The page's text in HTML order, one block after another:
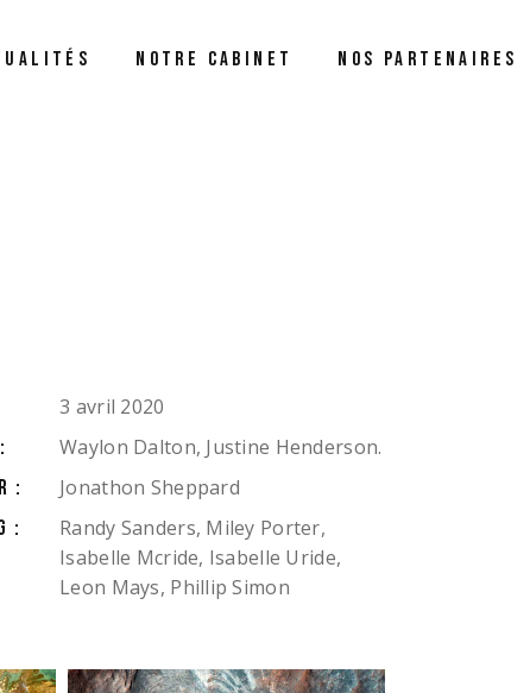
NOTRE CABINET NOS PARTENAIRES
3 avril 2020
Waylon Dalton, Justine Henderson.
Jonathon Sheppard
Randy Sanders, Miley Porter,
Isabelle Mcride, Isabelle Uride,
Leon Mays, Phillip Simon